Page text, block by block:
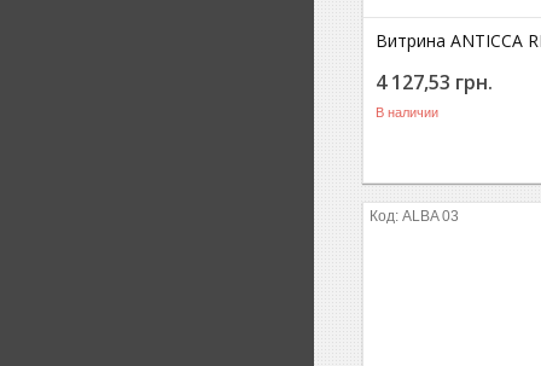
Витрина ANTICCA
4 127,53 грн.
В наличии
ALBA 03